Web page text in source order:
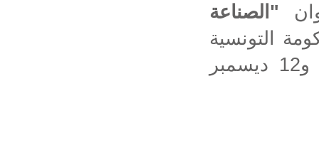
" الصناعة
التونسية
والسيد الوزير الأول الجزائري، وذلك يوم 11 و12 ديسمبر